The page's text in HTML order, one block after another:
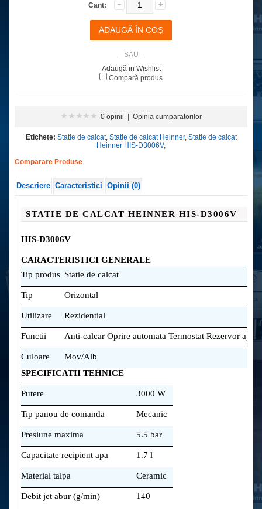
Cant:
- SAU -
Adaugă in Wishlist
Compară produs
0 opinii | Opinia cumparatorilor
Etichete: Statie de calcat, Statie de calcat Heinner, Statie de calcat
Heinner HIS-D3006V,
Comparare Produse
Descriere Caracteristici Opinii (0)
STATIE DE CALCAT HEINNER HIS-D3006V
HIS-D3006V
CARACTERISTICI GENERALE
Tip produs Statie de calcat
Tip Orizontal
Utilizare Rezidential
Functii Anti-calcar Oprire automata Termostat Rezervor apa
Culoare
Mov/Alb
SPECIFICATII TEHNICE
Putere 3000 W
Tip panou de comanda Mecanic
Presiune maxima 5.5 bar
Capacitate recipient apa 1.7 l
Material talpa Ceramic
Debit jet abur (g/min) 140